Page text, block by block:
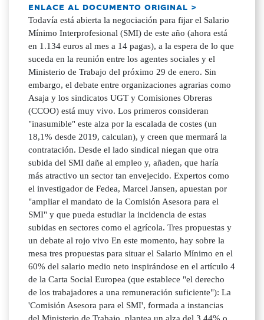
ENLACE AL DOCUMENTO ORIGINAL >
Todavía está abierta la negociación para fijar el Salario
Mínimo Interprofesional (SMI) de este año (ahora está
en 1.134 euros al mes a 14 pagas), a la espera de lo que
suceda en la reunión entre los agentes sociales y el
Ministerio de Trabajo del próximo 29 de enero. Sin
embargo, el debate entre organizaciones agrarias como
Asaja y los sindicatos UGT y Comisiones Obreras
(CCOO) está muy vivo. Los primeros consideran
"inasumible" este alza por la escalada de costes (un
18,1% desde 2019, calculan), y creen que mermará la
contratación. Desde el lado sindical niegan que otra
subida del SMI dañe al empleo y, añaden, que haría
más atractivo un sector tan envejecido. Expertos como
el investigador de Fedea, Marcel Jansen, apuestan por
"ampliar el mandato de la Comisión Asesora para el
SMI" y que pueda estudiar la incidencia de estas
subidas en sectores como el agrícola. Tres propuestas y
un debate al rojo vivo En este momento, hay sobre la
mesa tres propuestas para situar el Salario Mínimo en el
60% del salario medio neto inspirándose en el artículo 4
de la Carta Social Europea (que establece "el derecho
de los trabajadores a una remuneración suficiente"): La
'Comisión Asesora para el SMI', formada a instancias